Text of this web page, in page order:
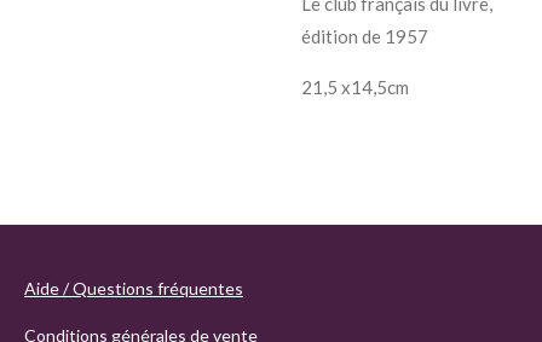
édition de 1957
21,5 x14,5cm
Aide / Questions fréquentes
Conditions générales de vente